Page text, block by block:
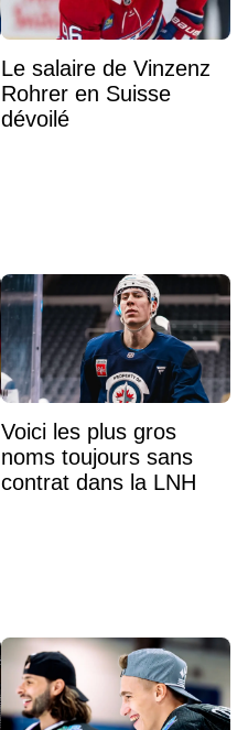
Le salaire de Vinzenz
Rohrer en Suisse
dévoilé
Voici les plus gros
noms toujours sans
contrat dans la LNH